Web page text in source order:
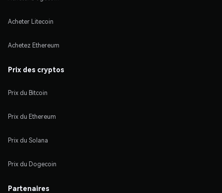
Acheter Litecoin
Achetez Ethereum
Prix des cryptos
Prix du Bitcoin
Prix du Ethereum
Prix du Solana
Prix du Dogecoin
Partenaires